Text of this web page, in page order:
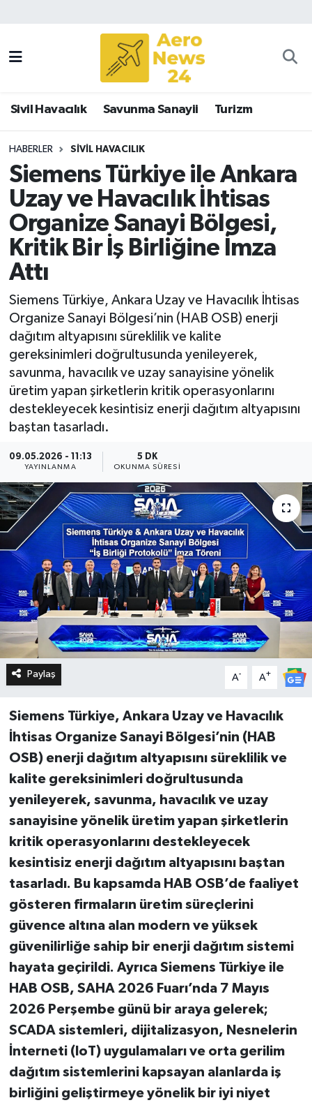
Sivil Havacılık Savunma Sanayii Turizm
HABERLER SIVIL HAVACILIK
Siemens Türkiye ile Ankara
Uzay ve Havacılık İhtisas
Organize Sanayi Bölgesi,
Kritik Bir İş Birliğine İmza
Attı
Siemens Türkiye, Ankara Uzay ve Havacılık İhtisas
Organize Sanayi Bölgesi’nin (HAB OSB) enerji
dağıtım altyapısını süreklilik ve kalite
gereksinimleri doğrultusunda yenileyerek,
savunma, havacılık ve uzay sanayisine yönelik
üretim yapan şirketlerin kritik operasyonlarını
destekleyecek kesintisiz enerji dağıtım altyapısını
baştan tasarladı.
09.05.2026 - 11:13
YAYINLANMA
5 DK
OKUNMA SÜRESI
Paylaş A- A+
Siemens Türkiye, Ankara Uzay ve Havacılık
İhtisas Organize Sanayi Bölgesi’nin (HAB
OSB) enerji dağıtım altyapısını süreklilik ve
kalite gereksinimleri doğrultusunda
yenileyerek, savunma, havacılık ve uzay
sanayisine yönelik üretim yapan şirketlerin
kritik operasyonlarını destekleyecek
kesintisiz enerji dağıtım altyapısını baştan
tasarladı. Bu kapsamda HAB OSB’de faaliyet
gösteren firmaların üretim süreçlerini
güvence altına alan modern ve yüksek
güvenilirliğe sahip bir enerji dağıtım sistemi
hayata geçirildi. Ayrıca Siemens Türkiye ile
HAB OSB, SAHA 2026 Fuarı’nda 7 Mayıs
2026 Perşembe günü bir araya gelerek;
SCADA sistemleri, dijitalizasyon, Nesnelerin
İnterneti (IoT) uygulamaları ve orta gerilim
dağıtım sistemlerini kapsayan alanlarda iş
birliğini geliştirmeye yönelik bir iyi niyet